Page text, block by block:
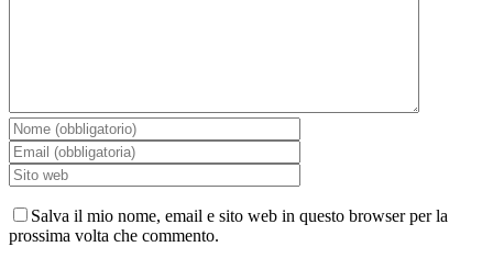
Salva il mio nome, email e sito web in questo browser per la
prossima volta che commento.